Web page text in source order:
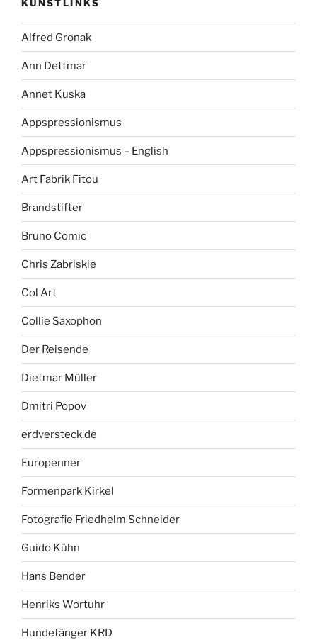
KUNSTLINKS
Alfred Gronak
Ann Dettmar
Annet Kuska
Appspressionismus
Appspressionismus – English
Art Fabrik Fitou
Brandstifter
Bruno Comic
Chris Zabriskie
Col Art
Collie Saxophon
Der Reisende
Dietmar Müller
Dmitri Popov
erdversteck.de
Europenner
Formenpark Kirkel
Fotografie Friedhelm Schneider
Guido Kühn
Hans Bender
Henriks Wortuhr
Hundefänger KRD